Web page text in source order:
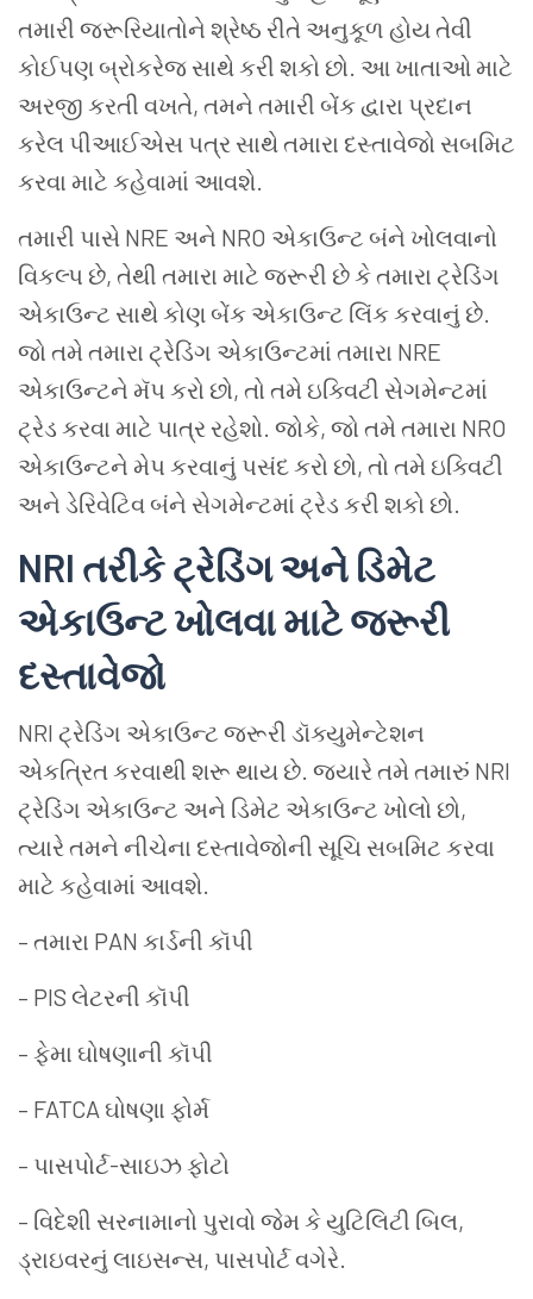
તમારી જરૂરિયાતોને શ્રેષ્ઠ રીતે અનુકૂળ હોય તેવી
કોઈપણ બ્રોકરેજ સાથે કરી શકો છો. આ ખાતાઓ માટે
અરજી કરતી વખતે, તમને તમારી બેંક દ્વારા પ્રદાન
કરેલ પીઆઈએસ પત્ર સાથે તમારા દસ્તાવેજો સબમિટ
કરવા માટે કહેવામાં આવશે.
તમારી પાસે NRE અને NRO એકાઉન્ટ બંને ખોલવાનો
વિકલ્પ છે, તેથી તમારા માટે જરૂરી છે કે તમારા ટ્રેડિંગ
એકાઉન્ટ સાથે કોણ બેંક એકાઉન્ટ લિંક કરવાનું છે.
જો તમે તમારા ટ્રેડિંગ એકાઉન્ટમાં તમારા NRE
એકાઉન્ટને મૅપ કરો છો, તો તમે ઇક્વિટી સેગમેન્ટમાં
ટ્રેડ કરવા માટે પાત્ર રહેશો. જોકે, જો તમે તમારા NRO
એકાઉન્ટને મેપ કરવાનું પસંદ કરો છો, તો તમે ઇક્વિટી
અને ડેરિવેટિવ બંને સેગમેન્ટમાં ટ્રેડ કરી શકો છો.
NRI તરીકે ટ્રેડિંગ અને ડિમેટ
એકાઉન્ટ ખોલવા માટે જરૂરી
દસ્તાવેજો
NRI ટ્રેડિંગ એકાઉન્ટ જરૂરી ડૉક્યુમેન્ટેશન
એકત્રિત કરવાથી શરૂ થાય છે. જ્યારે તમે તમારું NRI
ટ્રેડિંગ એકાઉન્ટ અને ડિમેટ એકાઉન્ટ ખોલો છો,
ત્યારે તમને નીચેના દસ્તાવેજોની સૂચિ સબમિટ કરવા
માટે કહેવામાં આવશે.
– તમારા PAN કાર્ડની કૉપી
– PIS લેટરની કૉપી
– ફેમા ઘોષણાની કૉપી
– FATCA ઘોષણા ફોર્મ
– પાસપોર્ટ-સાઇઝ ફોટો
– વિદેશી સરનામાનો પુરાવો જેમ કે યુટિલિટી બિલ,
ડ્રાઇવરનું લાઇસન્સ, પાસપોર્ટ વગેરે.